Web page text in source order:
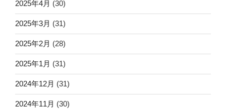
2025年4月 (30)
2025年3月 (31)
2025年2月 (28)
2025年1月 (31)
2024年12月 (31)
2024年11月 (30)